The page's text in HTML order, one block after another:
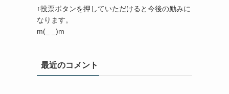
↑投票ボタンを押していただけると今後の励みに
なります。
m(_ _)m
最近のコメント